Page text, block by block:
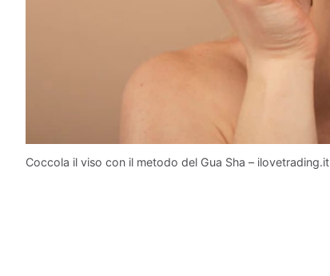
Coccola il viso con il metodo del Gua Sha – ilovetrading.it